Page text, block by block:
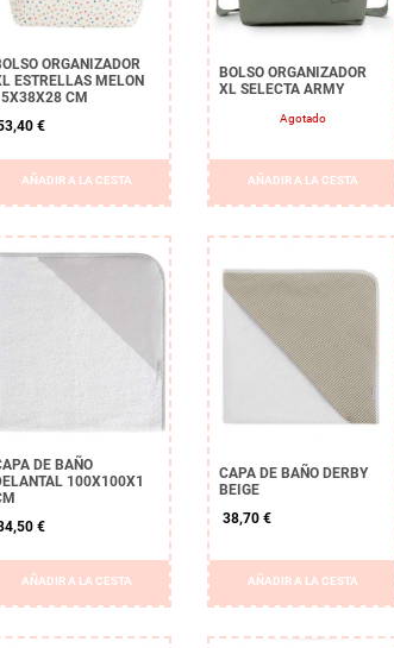
ORGANIZADOR
ESTRELLAS MELON
CM
€
AÑADIR A LA CESTA
BOLSO ORGANIZADOR
XL SELECTA ARMY
Agotado
AÑADIR A LA CESTA
DE BAÑO
100X100X1
€
AÑADIR A LA CESTA
CAPA DE BAÑO DERBY
BEIGE
38,70 €
AÑADIR A LA CESTA